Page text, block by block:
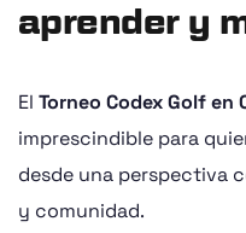
aprender y
El Torneo Codex Golf en
imprescindible para
desde una perspectiva
y comunidad.